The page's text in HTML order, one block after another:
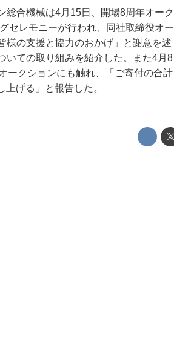
総合機械は4月15日、開場8周年オーク
セレモニーが行われ、同社取締役オー
様の支援と協力のおかげ」と謝意を述
いての取り組みを紹介した。また4月8
ークションにも触れ、「ご寄付の合計
げる」と報告した。